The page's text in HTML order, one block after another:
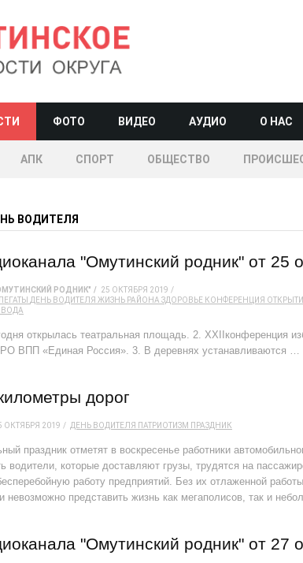
ФОТО ВИДЕО АУДИО О НАС
АПК СПОРТ ОБЩЕСТВО
ВОДИТЕЛЯ
"Омутинский родник" от 25
РОДНИК"
25 ОКТЯБРЯ 2019
ДЕНЬ ВОДИТЕЛЯ ЖИЗНЬ РАЙОНА ЗДОРОВЬЕ КОНФЕРЕНЦИЯ
ВОДА
открылась театральная площадь. 2. XXIIконференция
ВПП «Единая Россия». 3. В деревнях устанавливаются …
дорог
ОКТЯБРЯ 2019 ДЕНЬ ВОДИТЕЛЯ ПАТРИОТИЗМ ПРАЗДНИК
праздник отметят в воскресенье работники
водители, которые доставляют грузы, трудятся на
работу предприятий. Без их отлаженной
невозможно представить жизнь как мегаполисов, так и
"Омутинский родник" от 27